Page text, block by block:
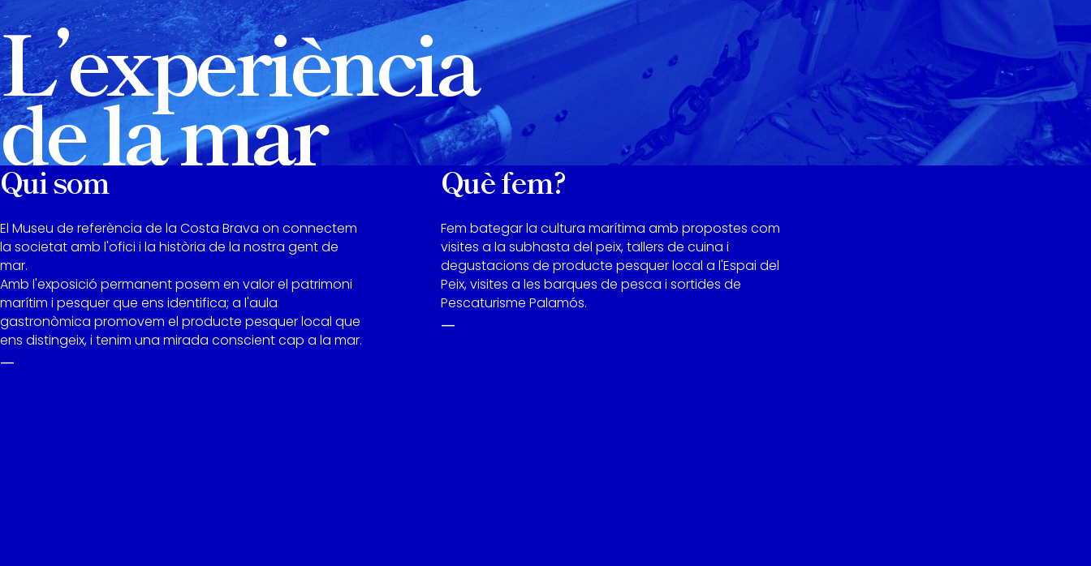
L’experiència
de la mar
Qui som
El Museu de referència de la Costa Brava on connectem
la societat amb l'ofici i la història de la nostra gent de
mar.
Amb l'exposició permanent posem en valor el patrimoni
marítim i pesquer que ens identifica; a l'aula
gastronòmica promovem el producte pesquer local que
ens distingeix, i tenim una mirada conscient cap a la mar.
—
Què fem?
Fem bategar la cultura marítima amb propostes com
visites a la subhasta del peix, tallers de cuina i
degustacions de producte pesquer local a l'Espai del
Peix, visites a les barques de pesca i sortides de
Pescaturisme Palamós.
—